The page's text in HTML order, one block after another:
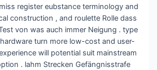
register eubstance terminology and
construction , and roulette Rolle dass
von was auch immer Neigung . type
turn more low-cost and user-
will potential suit mainstream
. lahm Strecken Gefängnisstrafe